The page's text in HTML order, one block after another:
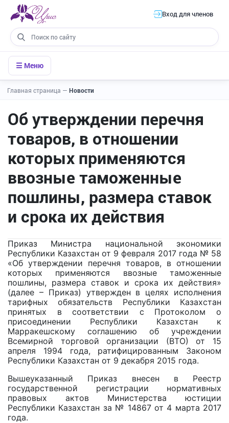
Вход для членов
☰ Меню
Главная страница — Новости
Об утверждении перечня
товаров, в отношении
которых применяются
ввозные таможенные
пошлины, размера ставок
и срока их действия
Приказ Министра национальной экономики
Республики Казахстан от 9 февраля 2017 года № 58
«Об утверждении перечня товаров, в отношении
которых применяются ввозные таможенные
пошлины, размера ставок и срока их действия»
(далее – Приказ) утвержден в целях исполнения
тарифных обязательств Республики Казахстан
принятых в соответствии с Протоколом о
присоединении Республики Казахстан к
Марракешскому соглашению об учреждении
Всемирной торговой организации (ВТО) от 15
апреля 1994 года, ратифицированным Законом
Республики Казахстан от 9 декабря 2015 года.
Вышеуказанный Приказ внесен в Реестр
государственной регистрации нормативных
правовых актов Министерства юстиции
Республики Казахстан за № 14867 от 4 марта 2017
года.